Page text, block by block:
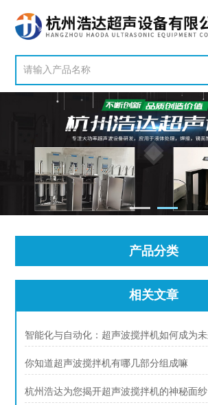
产品分类
相关文章
你知道超声波搅拌机有哪几部分组成嘛
杭州浩达为您揭开超声波搅拌机的神秘面纱